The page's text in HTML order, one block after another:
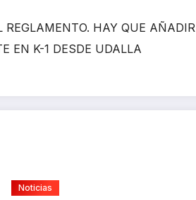
HAY QUE AÑADIR
EN K-1 DESDE UDALLA
Noticias